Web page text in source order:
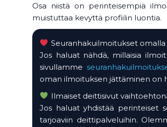
Osa niistä on perinteisempiä
muistuttaa kevyttä profiilin luontia.
Seuranhakuilmoitukset
Jos haluat nähdä, millaisia
sivullamme
oman ilmoituksen jättäminen on
Ilmaiset deittisivut
Jos haluat yhdistää perinteiset
tarjoaviin deittipalveluihin.